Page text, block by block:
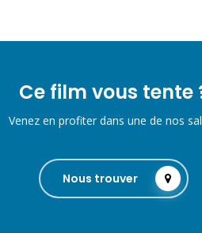
Ce film vous tente
Venez en profiter dans une de nos
Nous trouver